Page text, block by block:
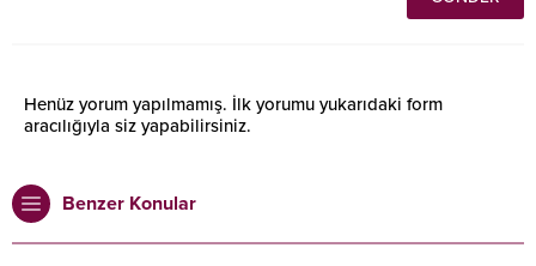
Henüz yorum yapılmamış. İlk yorumu yukarıdaki form
aracılığıyla siz yapabilirsiniz.
Benzer Konular